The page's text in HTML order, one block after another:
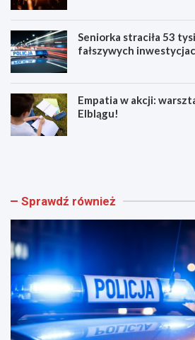
Seniorka straciła 53
fałszywych
Empatia w akcji:
Elblągu!
Z
i
w
e
e
k
e
d
!
E
g
ó
w
t
ę
t
i
ż
Sprawdź również